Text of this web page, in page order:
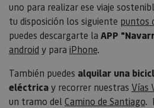
uno para realizar ese viaje
tu disposición los siguiente puntos
puedes descargarte la APP
android y para iPhone.
También puedes alquilar una
eléctricay recorrer nuestras Vías
un tramo del Camino de Santiago.